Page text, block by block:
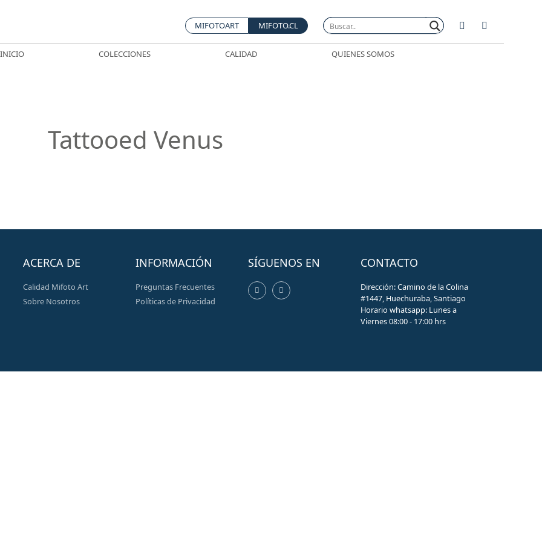
MIFOTOART MIFOTO.CL
INICIO COLECCIONES CALIDAD QUIENES SOMOS
Tattooed Venus
ACERCA DE
Calidad Mifoto Art
Sobre Nosotros
INFORMACIÓN
Preguntas Frecuentes
Políticas de Privacidad
SÍGUENOS EN CONTACTO
Dirección: Camino de la Colina
#1447, Huechuraba, Santiago
Horario whatsapp: Lunes a
Viernes 08:00 - 17:00 hrs